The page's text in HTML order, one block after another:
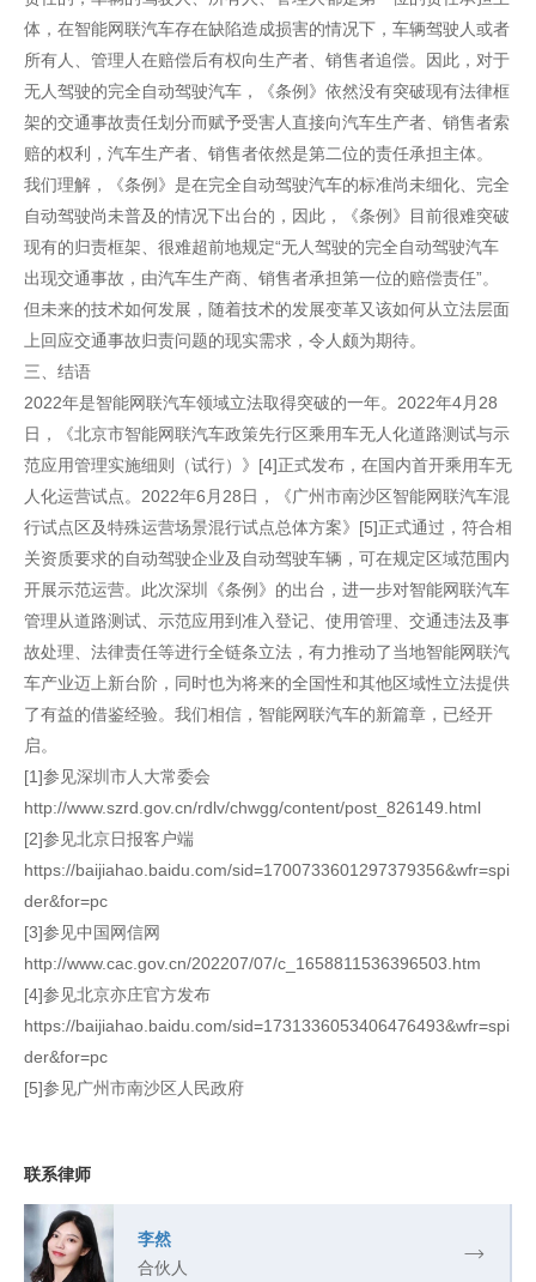
体，在智能网联汽车存在缺陷造成损害的情况下，车辆驾驶人或者
所有人、管理人在赔偿后有权向生产者、销售者追偿。因此，对于
无人驾驶的完全自动驾驶汽车，《条例》依然没有突破现有法律框
架的交通事故责任划分而赋予受害人直接向汽车生产者、销售者索
赔的权利，汽车生产者、销售者依然是第二位的责任承担主体。
我们理解，《条例》是在完全自动驾驶汽车的标准尚未细化、完全
自动驾驶尚未普及的情况下出台的，因此，《条例》目前很难突破
现有的归责框架、很难超前地规定“无人驾驶的完全自动驾驶汽车
出现交通事故，由汽车生产商、销售者承担第一位的赔偿责任”。
但未来的技术如何发展，随着技术的发展变革又该如何从立法层面
上回应交通事故归责问题的现实需求，令人颇为期待。
三、结语
2022年是智能网联汽车领域立法取得突破的一年。2022年4月28
日，《北京市智能网联汽车政策先行区乘用车无人化道路测试与示
范应用管理实施细则（试行）》[4]正式发布，在国内首开乘用车无
人化运营试点。2022年6月28日，《广州市南沙区智能网联汽车混
行试点区及特殊运营场景混行试点总体方案》[5]正式通过，符合相
关资质要求的自动驾驶企业及自动驾驶车辆，可在规定区域范围内
开展示范运营。此次深圳《条例》的出台，进一步对智能网联汽车
管理从道路测试、示范应用到准入登记、使用管理、交通违法及事
故处理、法律责任等进行全链条立法，有力推动了当地智能网联汽
车产业迈上新台阶，同时也为将来的全国性和其他区域性立法提供
了有益的借鉴经验。我们相信，智能网联汽车的新篇章，已经开
启。
[1]参见深圳市人大常委会
http://www.szrd.gov.cn/rdlv/chwgg/content/post_826149.html
[2]参见北京日报客户端
https://baijiahao.baidu.com/sid=1700733601297379356&wfr=spi
der&for=pc
[3]参见中国网信网
http://www.cac.gov.cn/202207/07/c_1658811536396503.htm
[4]参见北京亦庄官方发布
https://baijiahao.baidu.com/sid=1731336053406476493&wfr=spi
der&for=pc
[5]参见广州市南沙区人民政府
联系律师
李然
合伙人